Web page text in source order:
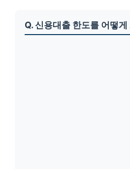
Q. 신용대출 한도를 어떻